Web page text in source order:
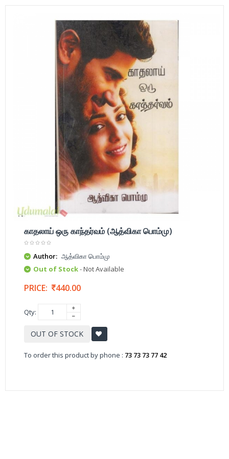
காதலாய் ஒரு காந்தர்வம் (ஆத்விகா பொம்மு)
Author: ஆத்விகா பொம்மு
Out of Stock- Not Available
PRICE: 440.00
Qty:
OUT OF STOCK
To order this product by phone : 73 73 73 77 42